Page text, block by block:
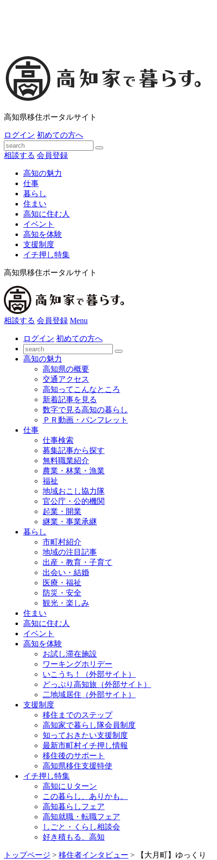
高知県移住ポータルサイト
ログイン 初めての方へ
相談する 会員登録
高知の魅力
仕事
暮らし
住まい
高知に住む人
イベント
高知を体験
支援制度
イチ押し特集
高知県移住ポータルサイト
相談する 会員登録 Menu
ログイン 初めての方へ
高知の魅力
高知県の概要
交通アクセス
高知ってこんなところ
新着記事を見る
数字で見る高知の暮らし
ＰＲ動画・パンフレット
仕事
仕事検索
募集記事から探す
無料職業紹介
農業・林業・漁業
福祉
地域おこし協力隊
官公庁・公的機関
起業・開業
継業・事業承継
暮らし
市町村紹介
地域の注目記事
出産・教育・子育て
出会い・結婚
医療・福祉
防災・安全
観光・楽しみ
住まい
高知に住む人
イベント
高知を体験
お試し滞在施設
ワーキングホリデー
いこうち！（外部サイト）
どっぷり高知旅（外部サイト）
二地域居住（外部サイト）
支援制度
移住までのステップ
高知家で暮らし隊会員制度
知っておきたい支援制度
最新市町村イチ押し情報
移住後のサポート
高知県移住支援特使
イチ押し特集
高知にＵターン
この暮らし、ありかも。
高知暮らしフェア
高知就職・転職フェア
しごと・くらし相談会
好き積もる、高知
トップページ > 移住者インタビュー > 【大月町】ゆっくり